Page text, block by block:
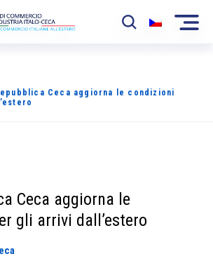
Ceca aggiorna le condizioni
Ceca aggiorna le
gli arrivi dall’estero